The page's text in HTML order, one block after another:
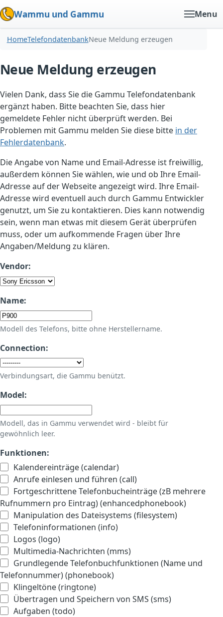
Wammu und Gammu Menu
HomeTelefondatenbankNeue Meldung erzeugen
Neue Meldung erzeugen
Vielen Dank, dass Sie die Gammu Telefondatenbank
ergänzt haben. Bitte beachten Sie, dass hier
gemeldete Fehler nicht überprüft werden. Bei
Problemen mit Gammu melden Sie diese bitte in der
Fehlerdatenbank.
Die Angabe von Name und Email-Adresse ist freiwillig,
außerdem können Sie wählen, wie und ob Ihre Email-
Adresse auf der Webseite angezeigt wird. Ihre Email-
Adresse wird eventuell auch durch Gammu Entwickler
genutzt, um Sie zu kontaktieren. Dies kann notwendig
sein, wenn man etwas mit diesem Gerät überprüfen
muss, oder um aufkommende Fragen über Ihre
Angaben/Meldung zu klären.
Vendor:
Name:
Modell des Telefons, bitte ohne Herstellername.
Connection:
Verbindungsart, die Gammu benützt.
Model:
Modell, das in Gammu verwendet wird - bleibt für
gewöhnlich leer.
Funktionen:
Kalendereinträge (calendar)
Anrufe einlesen und führen (call)
Fortgeschrittene Telefonbucheinträge (zB mehrere
Rufnummern pro Eintrag) (enhancedphonebook)
Manipulation des Dateisystems (filesystem)
Telefoninformationen (info)
Logos (logo)
Multimedia-Nachrichten (mms)
Grundlegende Telefonbuchfunktionen (Name und
Telefonnummer) (phonebook)
Klingeltöne (ringtone)
Übertragen und Speichern von SMS (sms)
Aufgaben (todo)